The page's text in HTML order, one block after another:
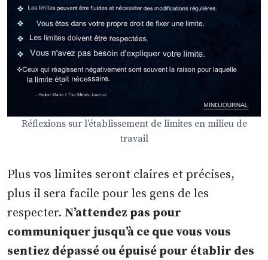
Réflexions sur l’établissement de limites en milieu de
travail
Plus vos limites seront claires et précises,
plus il sera facile pour les gens de les
respecter. N’attendez pas pour
communiquer jusqu’à ce que vous vous
sentiez dépassé ou épuisé pour établir des